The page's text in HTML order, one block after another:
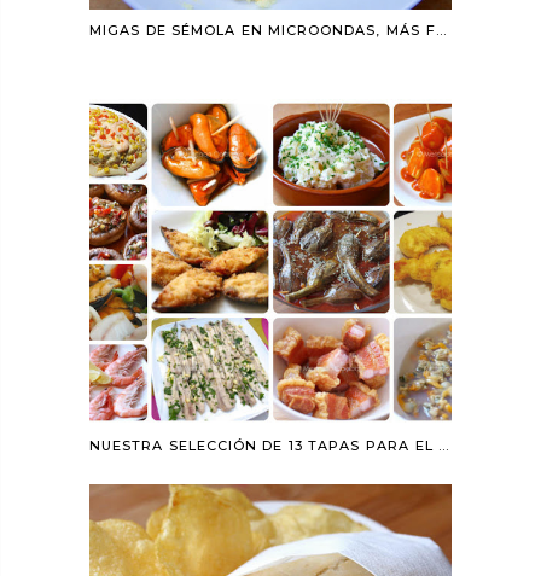
MIGAS DE SÉMOLA EN MICROONDAS, MÁS FÁCILES IMPOSIBLE
NUESTRA SELECCIÓN DE 13 TAPAS PARA EL #DIAMUNDIALDELATAPA